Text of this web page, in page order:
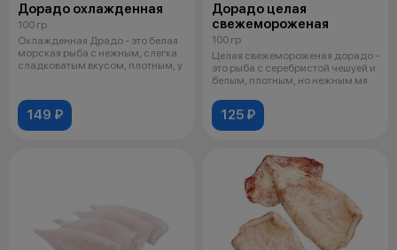
Дорадо охлажденная
100 гр
Охлажденная Драдо - это белая
морская рыба с нежным, слегка
сладковатым вкусом, плотным, у
149 ₽
Дорадо целая
свежемороженая
100 гр
Целая свежемороженая дорадо -
это рыба с серебристой чешуей и
белым, плотным, но нежным мя
125 ₽